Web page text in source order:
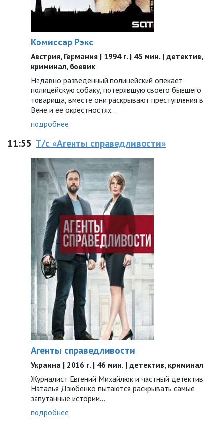
Комиссар Рэкс
Австрия, Германия | 1994 г. | 45 мин. | детектив,
криминал, боевик
Недавно разведенный полицейский опекает
полицейскую собаку, потерявшую своего бывшего
товарища, вместе они раскрывают преступления в
Вене и ее окрестностях…
подробнее
11:55 Т/с «Агенты справедливости»
Агенты справедливости
Украина | 2016 г. | 46 мин. | детектив, криминал
Журналист Евгений Михайлюк и частный детектив
Наталья Дзюбенко пытаются раскрывать самые
запутанные истории...
подробнее